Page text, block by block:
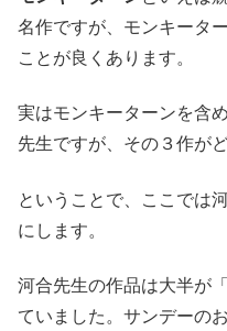
名作ですが、モンキータ
ことが良くあります。
実はモンキーターンを含
先生ですが、その３作が
ということで、ここでは
にします。
河合先生の作品は大半が
ていました。サンデーの